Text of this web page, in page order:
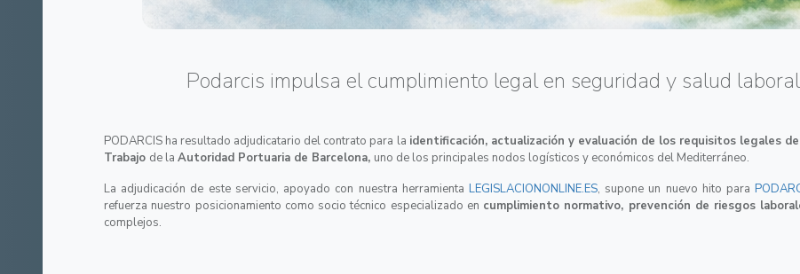
Podarcis impulsa el cumplimiento legal en seguridad y salud
PODARCIS ha resultado adjudicatario del contrato para la identificación, actualización y evaluación de los requisitos legales
Trabajo de la Autoridad Portuaria de Barcelona, uno de los principales nodos logísticos y económicos del Mediterráneo.
La adjudicación de este servicio, apoyado con nuestra herramienta LEGISLACIONONLINE.ES, supone un nuevo hito para
refuerza nuestro posicionamiento como socio técnico especializado en cumplimiento normativo, prevención de riesgos
complejos.